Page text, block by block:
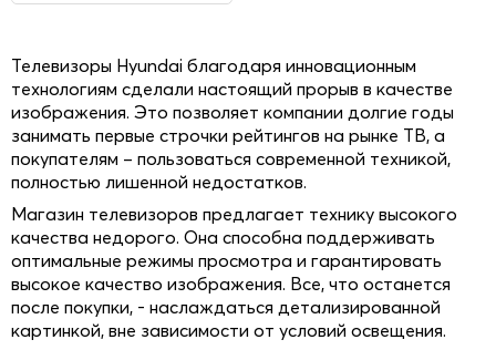
Телевизоры Hyundai благодаря инновационным
технологиям сделали настоящий прорыв в качестве
изображения. Это позволяет компании долгие годы
занимать первые строчки рейтингов на рынке ТВ, а
покупателям – пользоваться современной техникой,
полностью лишенной недостатков.
Магазин телевизоров предлагает технику высокого
качества недорого. Она способна поддерживать
оптимальные режимы просмотра и гарантировать
высокое качество изображения. Все, что останется
после покупки, - наслаждаться детализированной
картинкой, вне зависимости от условий освещения.